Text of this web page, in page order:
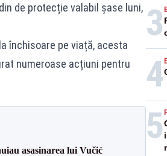
de protecție valabil șase luni,
închisoare pe viață, acesta
numeroase acțiuni pentru
asasinarea lui Vučić
3
4
5